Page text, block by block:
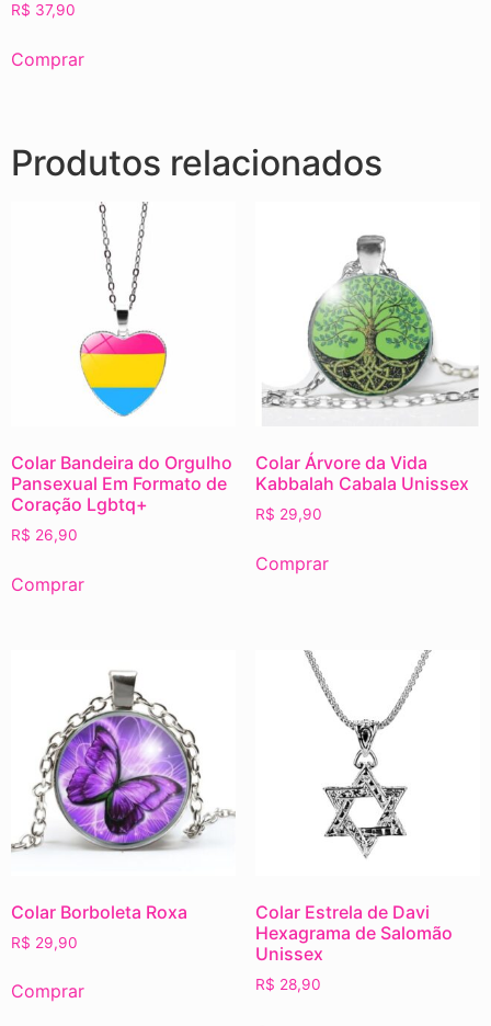
R$ 37,90
Comprar
Produtos relacionados
Colar Bandeira do Orgulho
Pansexual Em Formato de
Coração Lgbtq+
R$ 26,90
Comprar
Colar Árvore da Vida
Kabbalah Cabala Unissex
R$ 29,90
Comprar
Colar Borboleta Roxa
R$ 29,90
Comprar
Colar Estrela de Davi
Hexagrama de Salomão
Unissex
R$ 28,90